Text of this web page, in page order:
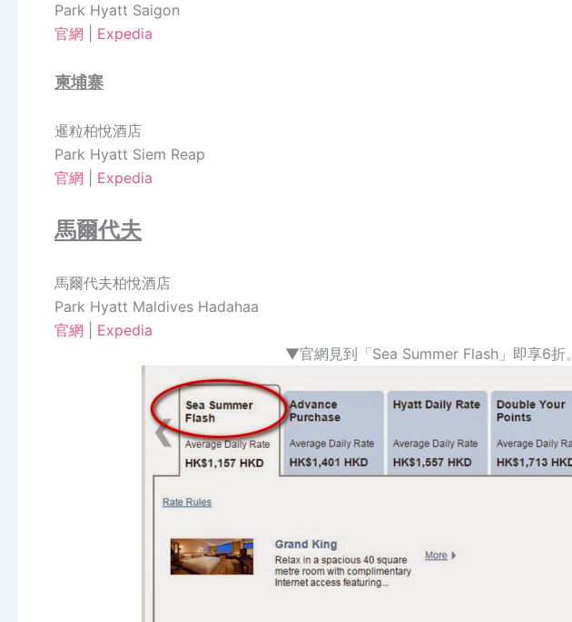
Park Hyatt Saigon
官網
Expedia
柬埔寨
暹粒柏悅酒店
Park Hyatt Siem Reap
官網
Expedia
馬爾代夫
馬爾代夫柏悅酒店
Park Hyatt Maldives Hadahaa
官網
Expedia
▼官網見到「Sea Summer Flash」即享6折。